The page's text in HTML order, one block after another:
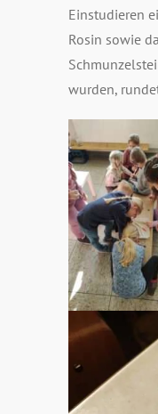
Einstudieren
Rosin sowie
wurden,